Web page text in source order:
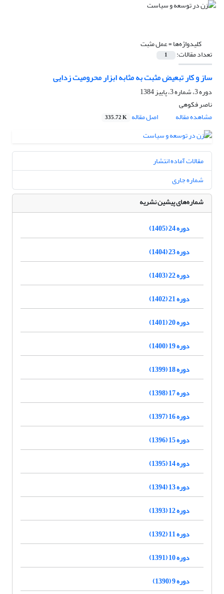
کلیدواژه‌ها =عمل مثبت
تعداد مقالات: 1
ساز و کار تبعیض مثبت به مثابه ابزار محرومیت زدایی
دوره 3، شماره 3، پاییز 1384
ناصر فکوهی
مشاهده مقاله
اصل مقاله 335.72 K
مقالات آماده انتشار
شماره جاری
شماره‌های پیشین نشریه
دوره 24 (1405)
دوره 23 (1404)
دوره 22 (1403)
دوره 21 (1402)
دوره 20 (1401)
دوره 19 (1400)
دوره 18 (1399)
دوره 17 (1398)
دوره 16 (1397)
دوره 15 (1396)
دوره 14 (1395)
دوره 13 (1394)
دوره 12 (1393)
دوره 11 (1392)
دوره 10 (1391)
دوره 9 (1390)